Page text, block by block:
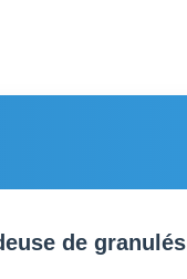
de granulés